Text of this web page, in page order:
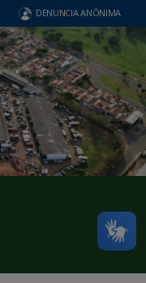
DENUNCIA ANÔNIMA